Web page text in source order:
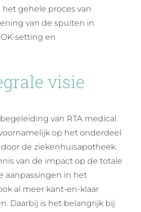
gehele proces van
van de spuiten in
setting en
visie
van RTA medical
op het onderdeel
de ziekenhuisapotheek.
van de impact op de totale
aanpassingen in het
al meer kant-en-klaar
Daarbij is het belangrijk bij